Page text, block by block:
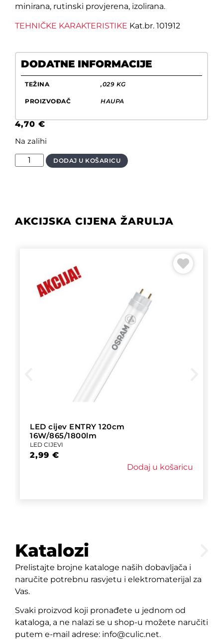
minirana, rutinski provjerena, izolirana.
TEHNIČKE KARAKTERISTIKE Kat.br. 101912
DODATNE INFORMACIJE
TEŽINA ,029 KG
PROIZVOĐAČ HAUPA
4,70 €
Na zalihi
DODAJ U KOŠARICU
AKCIJSKA CIJENA ŽARULJA
LED cijev ENTRY 120cm
16W/865/1800lm
LED CIJEVI
2,99 €
Dodaj u košaricu
Katalozi
Prelistajte brojne kataloge naših dobavljača i
naručite potrebnu rasvjetu i elektromaterijal za
Vas.
Svaki proizvod koji pronađete u jednom od
kataloga, a ne nalazi se u shop-u možete naručiti
putem e-mail adrese: info@culic.net.